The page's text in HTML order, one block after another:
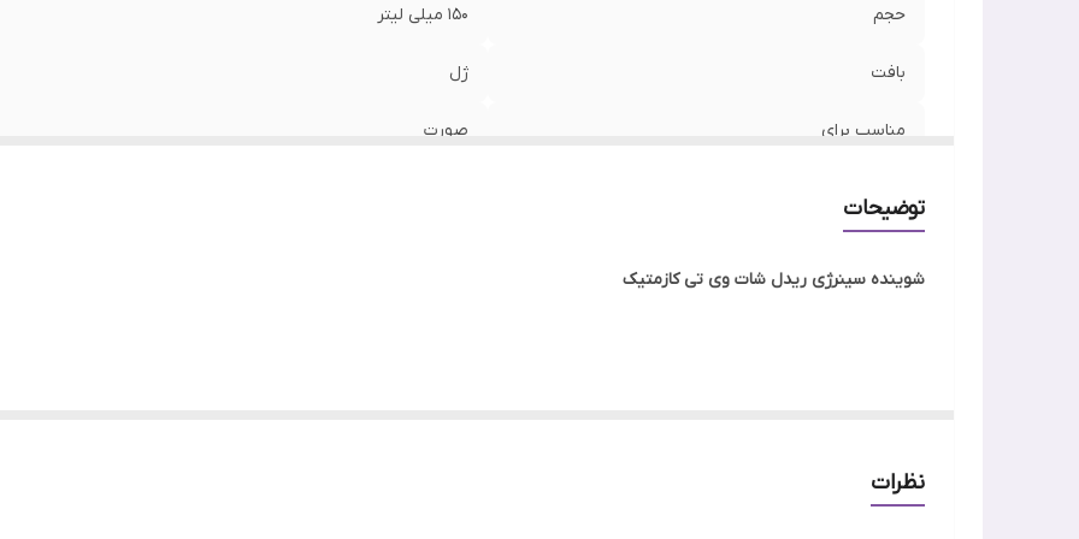
حجم 150 میلی لیتر
بافت ژل
مناسب برای صورت
توضیحات
شوینده سینرژی ریدل شات وی تی کازمتیک
نظرات